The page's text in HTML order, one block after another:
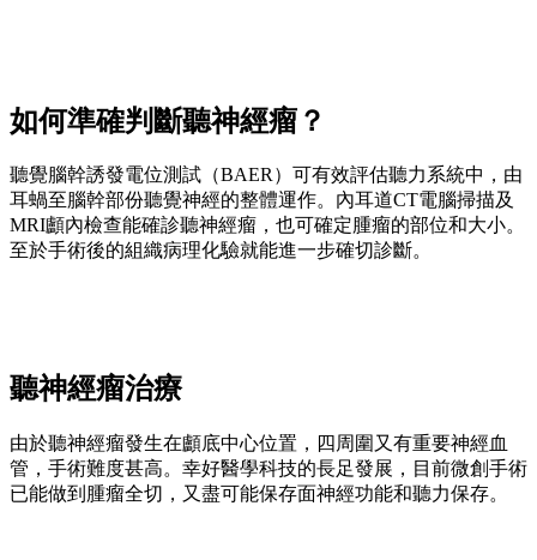
如何準確判斷聽神經瘤？
聽覺腦幹誘發電位測試（BAER）可有效評估聽力系統中，由
耳蝸至腦幹部份聽覺神經的整體運作。內耳道CT電腦掃描及
MRI顱內檢查能確診聽神經瘤，也可確定腫瘤的部位和大小。
至於手術後的組織病理化驗就能進一步確切診斷。
聽神經瘤治療
由於聽神經瘤發生在顱底中心位置，四周圍又有重要神經血
管，手術難度甚高。幸好醫學科技的長足發展，目前微創手術
已能做到腫瘤全切，又盡可能保存面神經功能和聽力保存。